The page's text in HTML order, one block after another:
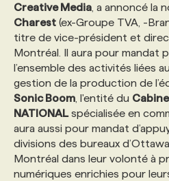
PRIX ET
TENDANCES
GEO/SEO
ÉVÉNEMENTIEL
NOS AUTEUR‧RICES
FAQ
ANNONCEZ AVEC
FORMATIONS
NOS FORMATEUR‧RICES
POURQUOI CHOISIR
NOS TARIFS
NOS TARIFS
NOS EXPERTISES
FAQ
ANNONCEZ AVEC NOUS
Creative Media , a annoncé la
Charest (ex-Groupe TVA, -
titre de vice-président et
Montréal. Il aura pour mandat
l’ensemble des activités liées
gestion de la production de
Sonic Boom , l'entité du
NATIONALspécialisée en
aura aussi pour mandat
divisions des bureaux
Montréal dans leur volonté à
numériques enrichies pour